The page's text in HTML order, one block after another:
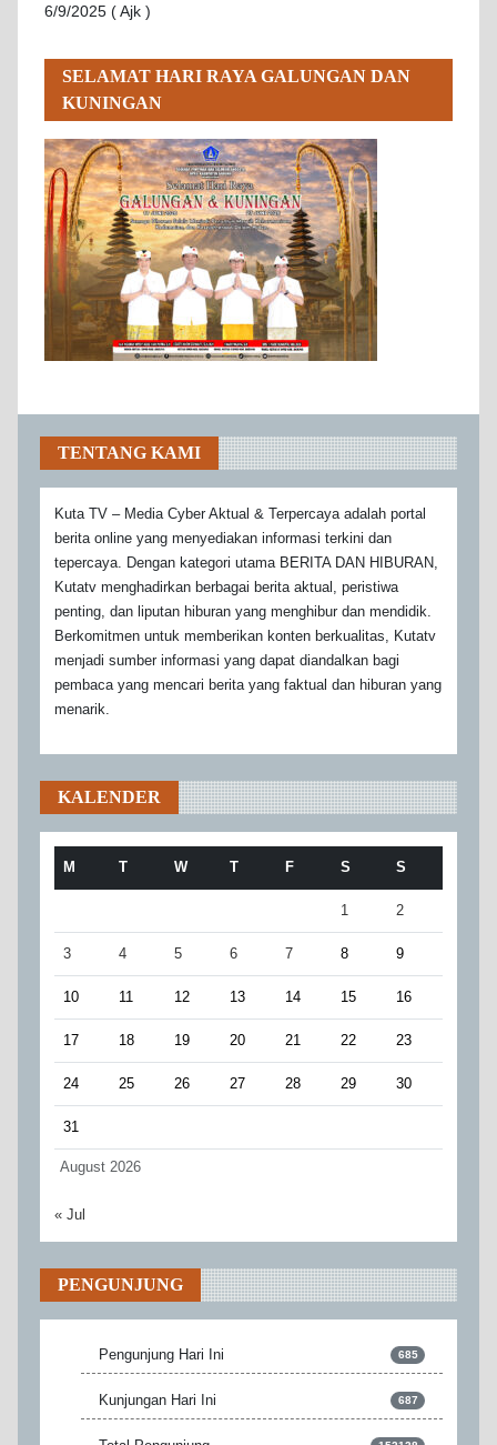
6/9/2025 ( Ajk )
SELAMAT HARI RAYA GALUNGAN DAN
KUNINGAN
TENTANG KAMI
Kuta TV – Media Cyber Aktual & Terpercaya adalah portal
berita online yang menyediakan informasi terkini dan
tepercaya. Dengan kategori utama BERITA DAN HIBURAN,
Kutatv menghadirkan berbagai berita aktual, peristiwa
penting, dan liputan hiburan yang menghibur dan mendidik.
Berkomitmen untuk memberikan konten berkualitas, Kutatv
menjadi sumber informasi yang dapat diandalkan bagi
pembaca yang mencari berita yang faktual dan hiburan yang
menarik.
KALENDER
August 2026
M T W T F S S
1 2
3 4 5 6 7 8 9
10 11 12 13 14 15 16
17 18 19 20 21 22 23
24 25 26 27 28 29 30
31
« Jul
PENGUNJUNG
Pengunjung Hari Ini 685
Kunjungan Hari Ini 687